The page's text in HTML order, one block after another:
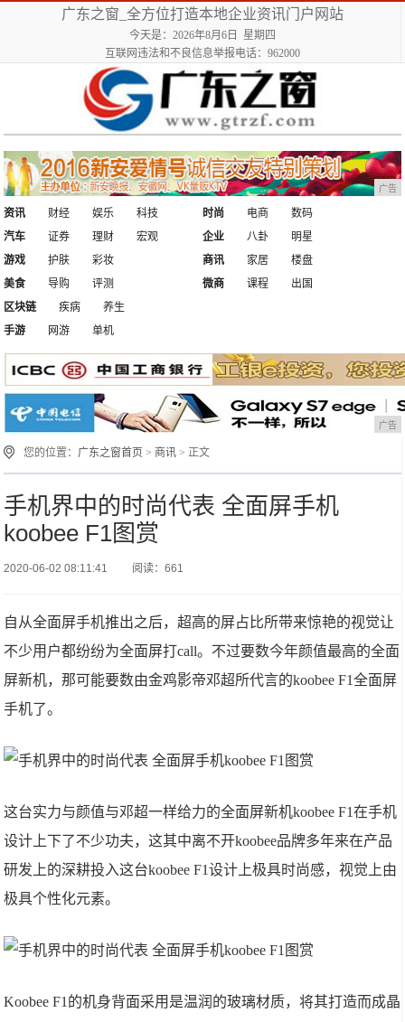
广东之窗_全方位打造本地企业资讯门户网站
今天是：2026年8月6日 星期四
互联网违法和不良信息举报电话：962000
广告
资讯 财经 娱乐
科技
汽车
证券 理财 宏观
时尚 电商
数码
企业
八卦
明星
游戏
护肤
彩妆
美食
导购 评测
商讯 家居
楼盘
微商
课程
出国
区块链
疾病
养生
手游
网游 单机
广告
您的位置： 广东之窗首页 > 商讯 > 正文
手机界中的时尚代表 全面屏手机
koobee F1图赏
2020-06-02 08:11:41 阅读：661
自从全面屏手机推出之后，超高的屏占比所带来惊艳的视觉让
不少用户都纷纷为全面屏打call。不过要数今年颜值最高的全面
屏新机，那可能要数由金鸡影帝邓超所代言的koobee F1全面屏
手机了。
这台实力与颜值与邓超一样给力的全面屏新机koobee F1在手机
设计上下了不少功夫，这其中离不开koobee品牌多年来在产品
研发上的深耕投入这台koobee F1设计上极具时尚感，视觉上由
极具个性化元素。
Koobee F1的机身背面采用是温润的玻璃材质，将其打造而成晶